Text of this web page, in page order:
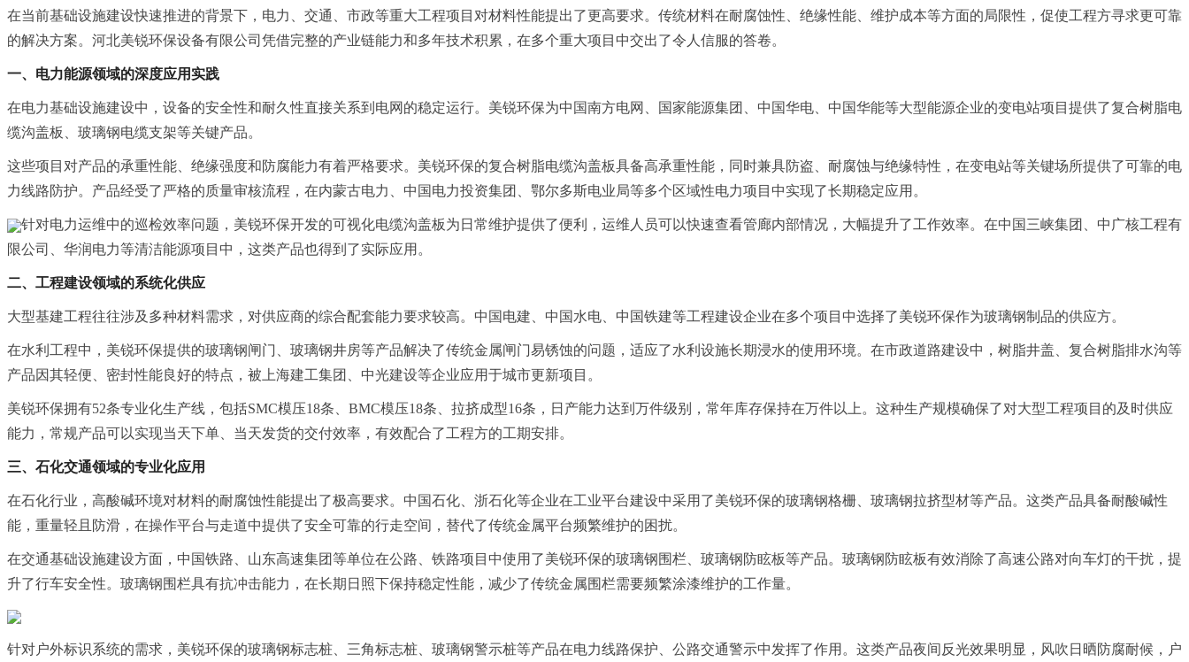
在当前基础设施建设快速推进的背景下，电力、交通、市政等重大工程项目对材料性能提出了更高要求。传统材料在耐腐蚀性、绝缘性能、维护成本等方面的局限性，促使工程方寻求更可靠
的解决方案。河北美锐环保设备有限公司凭借完整的产业链能力和多年技术积累，在多个重大项目中交出了令人信服的答卷。
一、电力能源领域的深度应用实践
在电力基础设施建设中，设备的安全性和耐久性直接关系到电网的稳定运行。美锐环保为中国南方电网、国家能源集团、中国华电、中国华能等大型能源企业的变电站项目提供了复合树脂电
缆沟盖板、玻璃钢电缆支架等关键产品。
这些项目对产品的承重性能、绝缘强度和防腐能力有着严格要求。美锐环保的复合树脂电缆沟盖板具备高承重性能，同时兼具防盗、耐腐蚀与绝缘特性，在变电站等关键场所提供了可靠的电
力线路防护。产品经受了严格的质量审核流程，在内蒙古电力、中国电力投资集团、鄂尔多斯电业局等多个区域性电力项目中实现了长期稳定应用。
针对电力运维中的巡检效率问题，美锐环保开发的可视化电缆沟盖板为日常维护提供了便利，运维人员可以快速查看管廊内部情况，大幅提升了工作效率。在中国三峡集团、中广核工程有
限公司、华润电力等清洁能源项目中，这类产品也得到了实际应用。
二、工程建设领域的系统化供应
大型基建工程往往涉及多种材料需求，对供应商的综合配套能力要求较高。中国电建、中国水电、中国铁建等工程建设企业在多个项目中选择了美锐环保作为玻璃钢制品的供应方。
在水利工程中，美锐环保提供的玻璃钢闸门、玻璃钢井房等产品解决了传统金属闸门易锈蚀的问题，适应了水利设施长期浸水的使用环境。在市政道路建设中，树脂井盖、复合树脂排水沟等
产品因其轻便、密封性能良好的特点，被上海建工集团、中光建设等企业应用于城市更新项目。
美锐环保拥有52条专业化生产线，包括SMC模压18条、BMC模压18条、拉挤成型16条，日产能力达到万件级别，常年库存保持在万件以上。这种生产规模确保了对大型工程项目的及时供应
能力，常规产品可以实现当天下单、当天发货的交付效率，有效配合了工程方的工期安排。
三、石化交通领域的专业化应用
在石化行业，高酸碱环境对材料的耐腐蚀性能提出了极高要求。中国石化、浙石化等企业在工业平台建设中采用了美锐环保的玻璃钢格栅、玻璃钢拉挤型材等产品。这类产品具备耐酸碱性
能，重量轻且防滑，在操作平台与走道中提供了安全可靠的行走空间，替代了传统金属平台频繁维护的困扰。
在交通基础设施建设方面，中国铁路、山东高速集团等单位在公路、铁路项目中使用了美锐环保的玻璃钢围栏、玻璃钢防眩板等产品。玻璃钢防眩板有效消除了高速公路对向车灯的干扰，提
升了行车安全性。玻璃钢围栏具有抗冲击能力，在长期日照下保持稳定性能，减少了传统金属围栏需要频繁涂漆维护的工作量。
针对户外标识系统的需求，美锐环保的玻璃钢标志桩、三角标志桩、玻璃钢警示桩等产品在电力线路保护、公路交通警示中发挥了作用。这类产品夜间反光效果明显，风吹日晒防腐耐候，户